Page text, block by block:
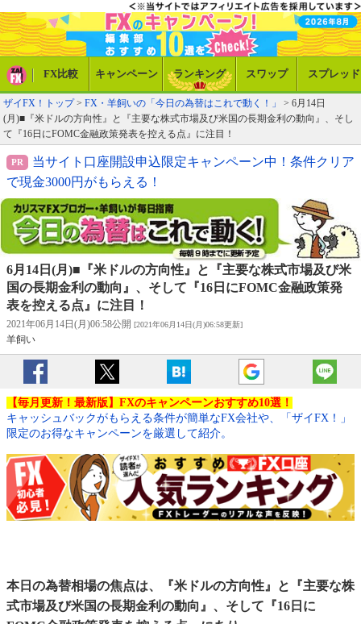
FX比較 キャンペーン ランキング スワップ スプレッド
ザイFX！トップ> FX・羊飼いの「今日の為替はこれで動く！」
> 6月14日
(月)■『米ドルの方向性』と『主要な株式市場及び米国の長期金利の動向』、そし
て『16日にFOMC金融政策発表を控える点』に注目！
当サイト口座開設申込限定キャンペーン中！条件クリア
で現金3000円がもらえる！
6月14日(月)■『米ドルの方向性』と『主要な株式市場及び米
国の長期金利の動向』、そして『16日にFOMC金融政策発
表を控える点』に注目！
2021年06月14日(月)06:58公開 [2021年06月14日(月)06:58更新]
羊飼い
【毎月更新！最新版】FXのキャンペーンおすすめ10選！
キャッシュバックがもらえる条件が簡単なFX会社や、「ザイFX！」
限定のお得なキャンペーンを厳選して紹介。
本日の為替相場の焦点は、『米ドルの方向性』と『主要な株
式市場及び米国の長期金利の動向』、そして『16日に